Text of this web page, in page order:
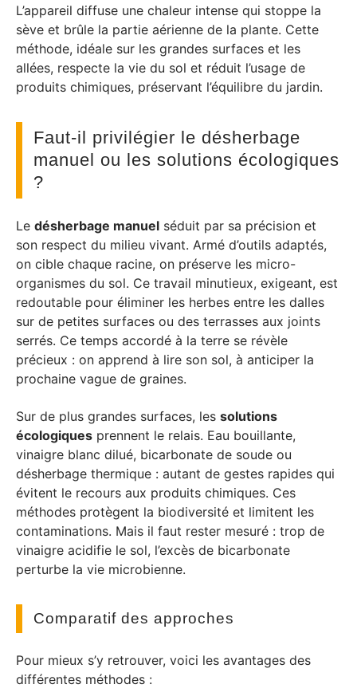
L’appareil diffuse une chaleur intense qui stoppe la
sève et brûle la partie aérienne de la plante. Cette
méthode, idéale sur les grandes surfaces et les
allées, respecte la vie du sol et réduit l’usage de
produits chimiques, préservant l’équilibre du jardin.
Faut-il privilégier le désherbage
manuel ou les solutions écologiques
?
Le désherbage manuel séduit par sa précision et
son respect du milieu vivant. Armé d’outils adaptés,
on cible chaque racine, on préserve les micro-
organismes du sol. Ce travail minutieux, exigeant, est
redoutable pour éliminer les herbes entre les dalles
sur de petites surfaces ou des terrasses aux joints
serrés. Ce temps accordé à la terre se révèle
précieux : on apprend à lire son sol, à anticiper la
prochaine vague de graines.
Sur de plus grandes surfaces, les solutions
écologiques prennent le relais. Eau bouillante,
vinaigre blanc dilué, bicarbonate de soude ou
désherbage thermique : autant de gestes rapides qui
évitent le recours aux produits chimiques. Ces
méthodes protègent la biodiversité et limitent les
contaminations. Mais il faut rester mesuré : trop de
vinaigre acidifie le sol, l’excès de bicarbonate
perturbe la vie microbienne.
Comparatif des approches
Pour mieux s’y retrouver, voici les avantages des
différentes méthodes :